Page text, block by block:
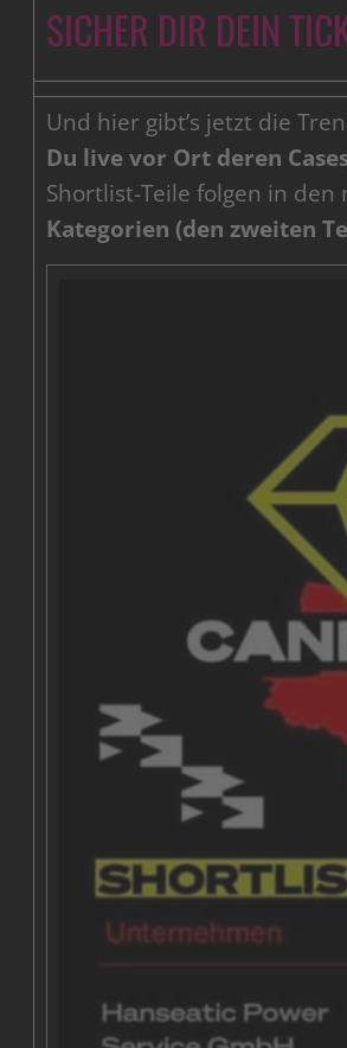
SICHER DIR DEIN
Und hier gibt’s jetzt die
Du live vor Ort deren
Shortlist-Teile folgen in den
Kategorien (den zweiten